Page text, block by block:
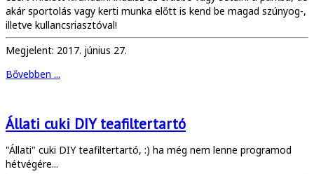
akár sportolás vagy kerti munka előtt is kend be magad szúnyog-,
illetve kullancsriasztóval!
Megjelent: 2017. június 27.
Bővebben ...
Állati cuki DIY teafiltertartó
"Állati" cuki DIY teafiltertartó, :) ha még nem lenne programod
hétvégére...